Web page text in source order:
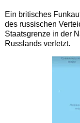
Ein britisches
des russischen
Staatsgrenze in der
Russlands verletzt.